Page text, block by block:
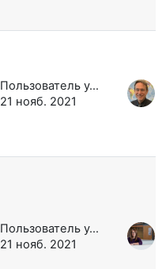
Пользователь удален
21 нояб. 2021
Пользователь удален
21 нояб. 2021